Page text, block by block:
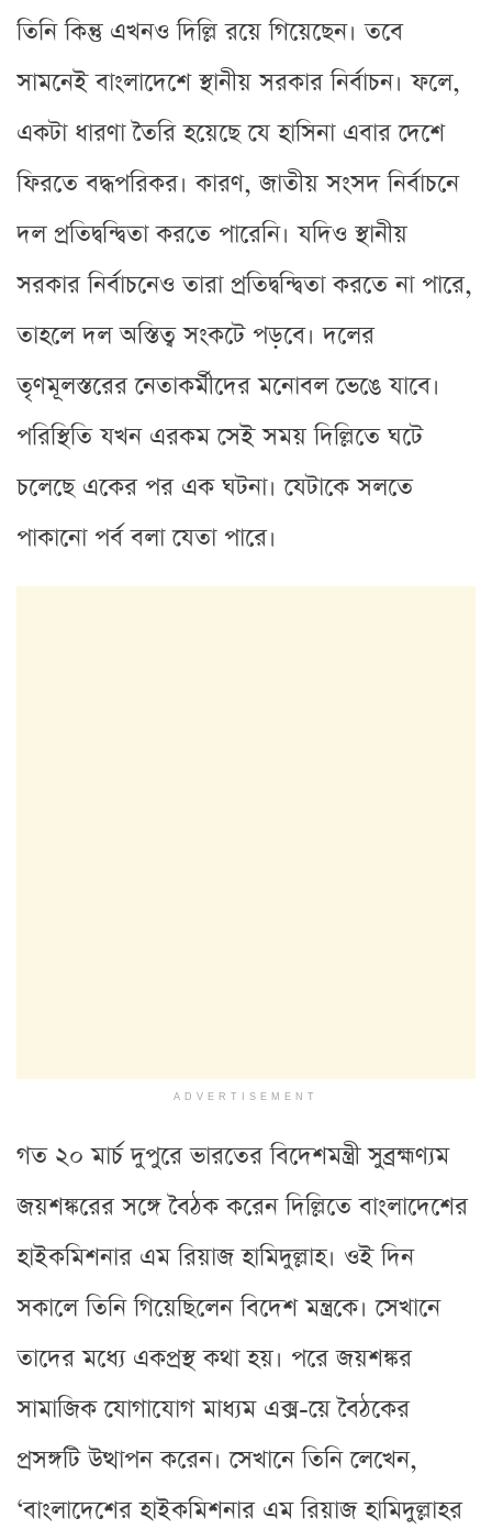
তিনি কিন্তু এখনও দিল্লি রয়ে গিয়েছেন। তবে
সামনেই বাংলাদেশে স্থানীয় সরকার নির্বাচন। ফলে,
একটা ধারণা তৈরি হয়েছে যে হাসিনা এবার দেশে
ফিরতে বদ্ধপরিকর। কারণ, জাতীয় সংসদ নির্বাচনে
দল প্রতিদ্বন্দ্বিতা করতে পারেনি। যদিও স্থানীয়
সরকার নির্বাচনেও তারা প্রতিদ্বন্দ্বিতা করতে না পারে,
তাহলে দল অস্তিত্ব সংকটে পড়বে। দলের
তৃণমূলস্তরের নেতাকর্মীদের মনোবল ভেঙে যাবে।
পরিস্থিতি যখন এরকম সেই সময় দিল্লিতে ঘটে
চলেছে একের পর এক ঘটনা। যেটাকে সলতে
পাকানো পর্ব বলা যেতা পারে।
ADVERTISEMENT
গত ২০ মার্চ দুপুরে ভারতের বিদেশমন্ত্রী সুব্রহ্মণ্যম
জয়শঙ্করের সঙ্গে বৈঠক করেন দিল্লিতে বাংলাদেশের
হাইকমিশনার এম রিয়াজ হামিদুল্লাহ। ওই দিন
সকালে তিনি গিয়েছিলেন বিদেশ মন্ত্রকে। সেখানে
তাদের মধ্যে একপ্রস্থ কথা হয়। পরে জয়শঙ্কর
সামাজিক যোগাযোগ মাধ্যম এক্স-য়ে বৈঠকের
প্রসঙ্গটি উত্থাপন করেন। সেখানে তিনি লেখেন,
‘বাংলাদেশের হাইকমিশনার এম রিয়াজ হামিদুল্লাহর